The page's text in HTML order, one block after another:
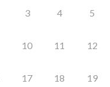
3 4 5
10 11 12
17 18 19